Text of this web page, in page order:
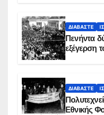
ΔΙΑΒΆΣΤΕ
Πενήντα
εξέγερση
ΔΙΑΒΆΣΤΕ
Εθνικής